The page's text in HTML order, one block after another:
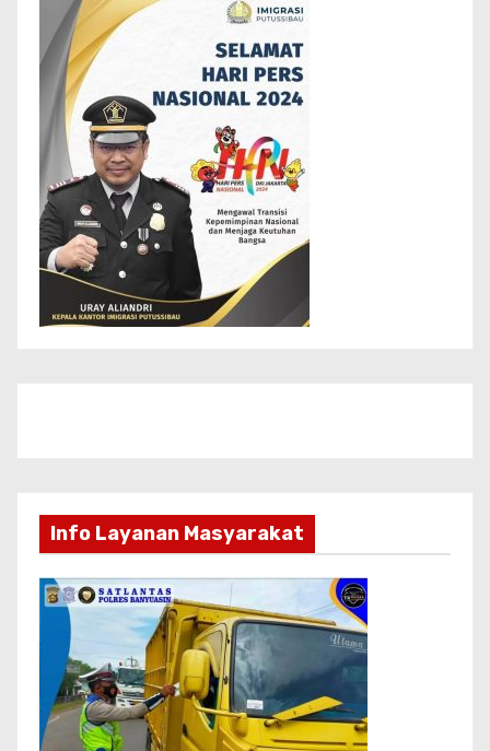
Info Layanan Masyarakat